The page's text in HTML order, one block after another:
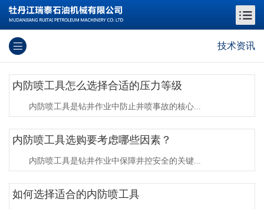
技术资讯
内防喷工具怎么选择合适的压力等级
内防喷工具是钻井作业中防止井喷事故的核心...
内防喷工具选购要考虑哪些因素？
内防喷工具是钻井作业中保障井控安全的关键...
如何选择适合的内防喷工具